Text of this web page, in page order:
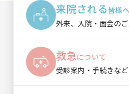
来院される皆様へ
外来、入院・面会の
救急について
受診案内・手続きな